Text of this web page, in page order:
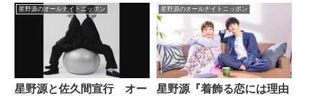
て話していました。で、そんな最
近、イエマガという……
『YELLOW MAGAZINE』ね。僕
のオフィシャル...
星野源のオールナイトニッポン
星野源と佐久間宣行 オー
星野源のオールナイトニッポン
星野源『着飾る恋には理由